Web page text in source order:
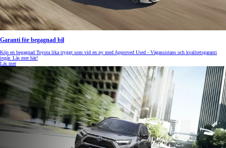
Garanti för begagnad bil
Köp en begagnad Toyota lika tryggt som vid en ny med Approved Used - Vägassistans och kvalitetsgaranti
ingår. Läs mer här!
Läs mer